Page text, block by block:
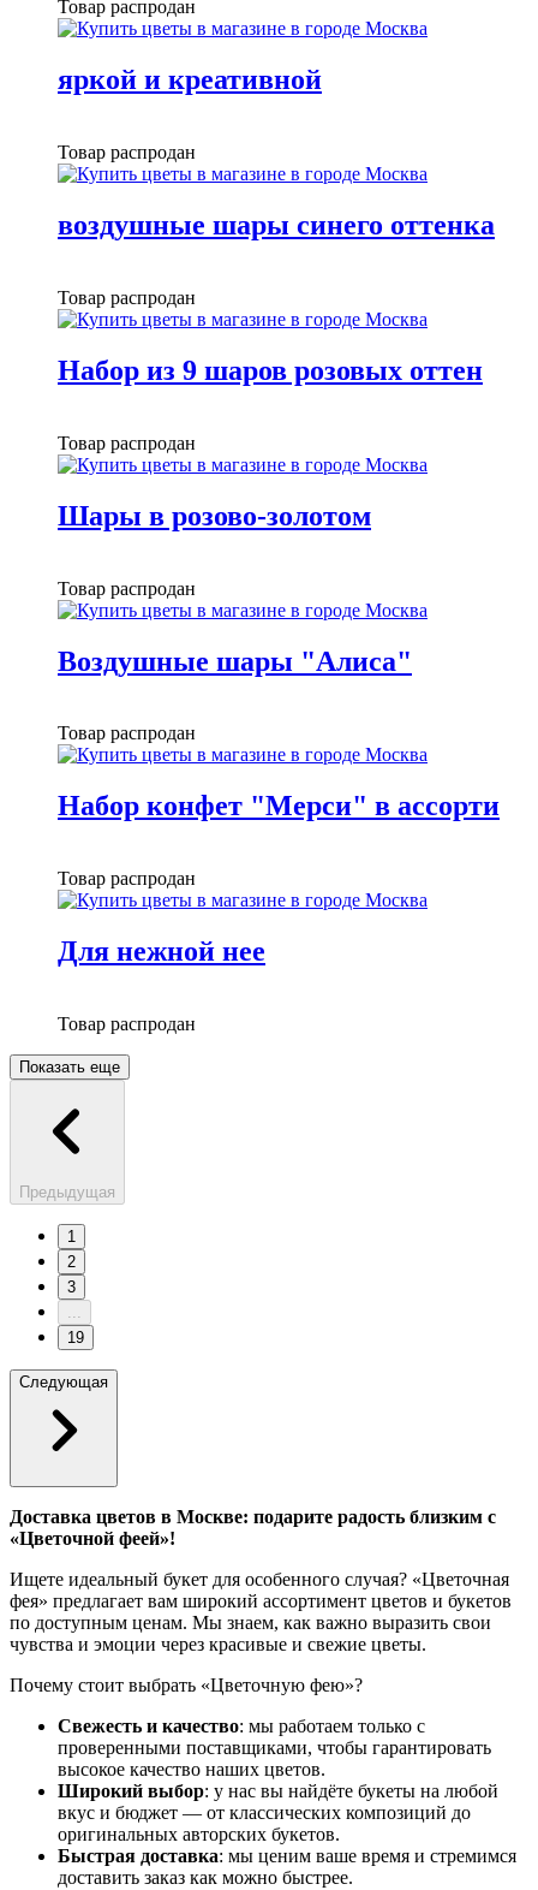
Товар распродан
яркой и креативной
Товар распродан
воздушные шары синего оттенка
Товар распродан
Набор из 9 шаров розовых оттен
Товар распродан
Шары в розово-золотом
Товар распродан
Воздушные шары "Алиса"
Товар распродан
Набор конфет "Мерси" в ассорти
Товар распродан
Для нежной нее
Товар распродан
Показать еще
Предыдущая
1
2
3
...
19
Следующая
Доставка цветов в Москве: подарите радость близким с
«Цветочной феей»!
Ищете идеальный букет для особенного случая? «Цветочная
фея» предлагает вам широкий ассортимент цветов и букетов
по доступным ценам. Мы знаем, как важно выразить свои
чувства и эмоции через красивые и свежие цветы.
Почему стоит выбрать «Цветочную фею»?
Свежесть и качество: мы работаем только с
проверенными поставщиками, чтобы гарантировать
высокое качество наших цветов.
Широкий выбор: у нас вы найдёте букеты на любой
вкус и бюджет — от классических композиций до
оригинальных авторских букетов.
Быстрая доставка: мы ценим ваше время и стремимся
доставить заказ как можно быстрее.